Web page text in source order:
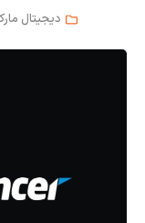
دیجیتال